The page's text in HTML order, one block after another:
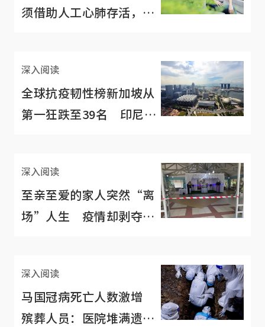
须借助人工心肺存活，康
深入阅读
全球抗疫韧性榜新加坡从
第一狂跌至39名 印尼今
深入阅读
至亲至爱的家人突然“离
场”人生 疫情却剥夺了
深入阅读
马国冠病死亡人数激增
殡葬人员：医院堆满遗体